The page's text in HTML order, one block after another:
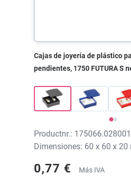
Cajas de joyería de plástico
pendientes, 1750 FUTURA S
Productnr.:
Dimensiones: 60 x 60 x 20
0,77 €
Más IVA